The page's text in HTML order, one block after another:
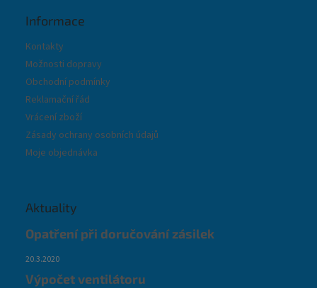
Informace
Kontakty
Možnosti dopravy
Obchodní podmínky
Reklamační řád
Vrácení zboží
Zásady ochrany osobních údajů
Moje objednávka
Aktuality
Opatření při doručování zásilek
20.3.2020
Výpočet ventilátoru